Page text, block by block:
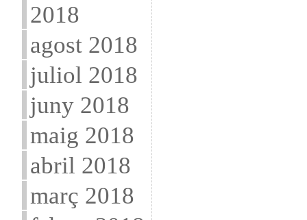
2018
agost 2018
juliol 2018
juny 2018
maig 2018
abril 2018
març 2018